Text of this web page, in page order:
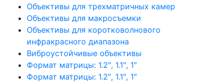
Объективы для трехматричных камер
Объективы для макросъемки
Объективы для коротковолнового
инфракрасного диапазона
Виброустойчивые объективы
Формат матрицы: 1.2″, 1.1″, 1″
Формат матрицы: 1.2″, 1.1″, 1″